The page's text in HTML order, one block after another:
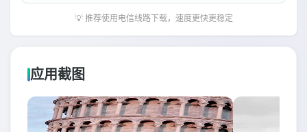
💡 推荐使用电信线路下载，速度更快更稳定
应用截图